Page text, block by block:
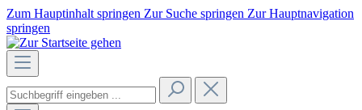
Zum Hauptinhalt springen Zur Suche springen Zur Hauptnavigation
springen